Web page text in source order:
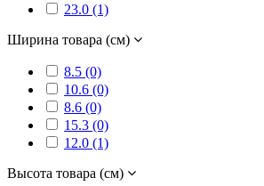
23.0 (1)
Ширина товара (см)
8.5 (0)
10.6 (0)
8.6 (0)
15.3 (0)
12.0 (1)
Высота товара (см)